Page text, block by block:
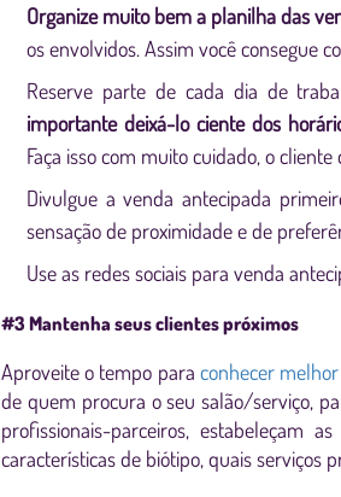
Organize muito bem a planilha das
os envolvidos. Assim você consegue
Reserve parte de cada dia de
importante deixá-lo ciente dos
Faça isso com muito cuidado, o
Divulgue a venda antecipada
sensação de proximidade e de
Use as redes sociais para venda
#3 Mantenha seus clientes próximos
Aproveite o tempo para conhecer
de quem procura o seu salão/serviço,
profissionais-parceiros, estabeleçam
características de biótipo, quais serviços